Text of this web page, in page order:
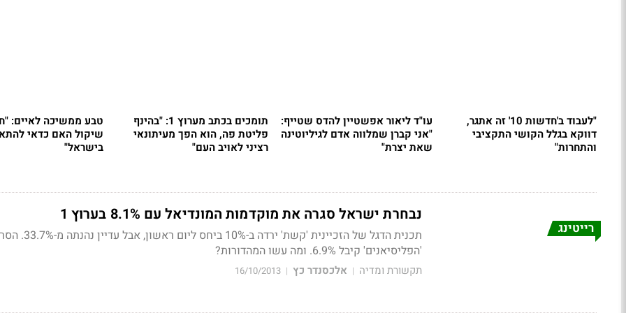
"לעבוד ב'חדשות 10' זה אתגר,
דווקא בגלל הקושי התקציבי
והתחרות"
עו"ד ליאור אפשטיין להדס שטייף:
"אני קברן שמלווה אדם לגיליוטינה
שאת יצרת"
תומכים בכתב מערוץ 1: "בהינף
פליטת פה, הוא הפך מעיתונאי
רציני לאויב העם"
טבע ממשיכה לאיים:
שיקול האם כדאי
בישראל"
רייטינג
נבחרת ישראל סגרה את מוקדמות המונדיאל עם 8.1% בערוץ 1
תכנית הדגל של הזכיינית 'קשת' ירדה ב-10% ביחס ליום ראשון,
'הפליסיאנים' קיבל 6.9%. ומה עשו המהדורות?
תקשורת ומדיה | אלכסנדר כץ |
16/10/2013